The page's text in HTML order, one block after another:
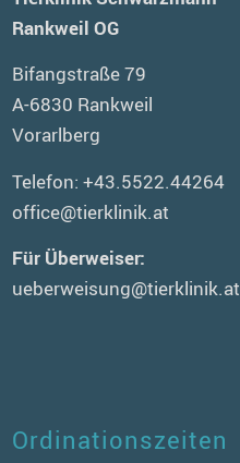
Rankweil OG
Bifangstraße 79
A-6830 Rankweil
Vorarlberg
Telefon:+43.5522.44264
office@tierklinik.at
Für Überweiser:
ueberweisung@tierklinik.at
Ordinationszeiten